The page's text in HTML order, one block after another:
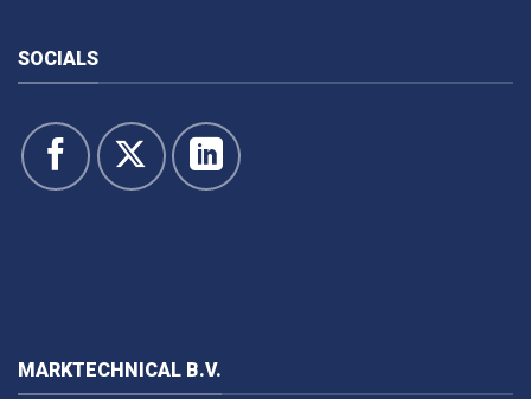
SOCIALS
MARKTECHNICAL B.V.